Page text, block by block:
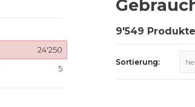
24'250
5
9'549
Sortierung: